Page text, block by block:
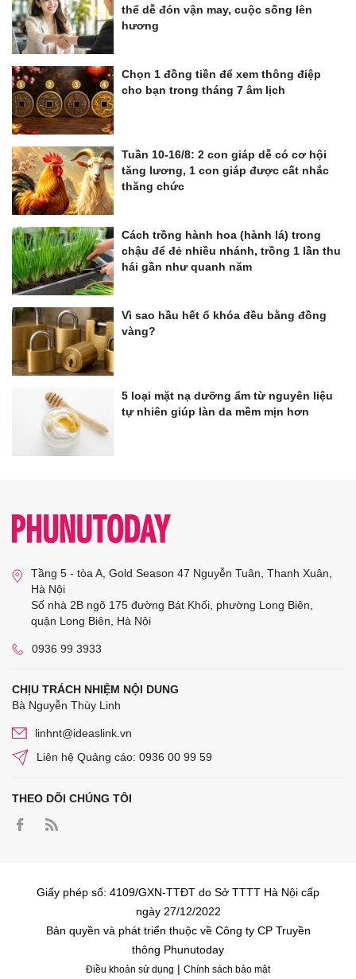
thể dễ đón vận may, cuộc sống lên
hương
Chọn 1 đồng tiền để xem thông điệp
cho bạn trong tháng 7 âm lịch
Tuần 10-16/8: 2 con giáp dễ có cơ hội
tăng lương, 1 con giáp được cất nhắc
thăng chức
Cách trồng hành hoa (hành lá) trong
chậu để đẻ nhiều nhánh, trồng 1 lần thu
hái gần như quanh năm
Vì sao hầu hết ổ khóa đều bằng đồng
vàng?
5 loại mặt nạ dưỡng ẩm từ nguyên liệu
tự nhiên giúp làn da mềm mịn hơn
Tầng 5 - tòa A, Gold Season 47 Nguyễn Tuân, Thanh Xuân,
Hà Nội
Số nhà 2B ngõ 175 đường Bát Khối, phường Long Biên,
quận Long Biên, Hà Nội
0936 99 3933
CHỊU TRÁCH NHIỆM NỘI DUNG
Bà Nguyễn Thùy Linh
linhnt@ideaslink.vn
Liên hệ Quảng cáo: 0936 00 99 59
THEO DÕI CHÚNG TÔI
Giấy phép số: 4109/GXN-TTĐT do Sở TTTT Hà Nội cấp
ngày 27/12/2022
Bản quyền và phát triển thuộc về Công ty CP Truyền
thông Phunutoday
Điều khoản sử dụng | Chính sách bảo mật